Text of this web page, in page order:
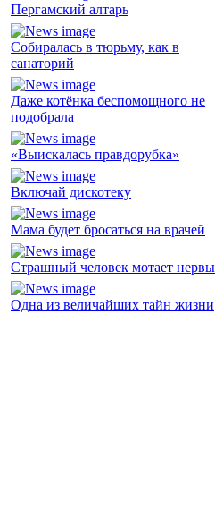
Пергамский алтарь
Собиралась в тюрьму, как в
санаторий
Даже котёнка беспомощного не
подобрала
«Выискалась правдорубка»
Включай дискотеку
Мама будет бросаться на врачей
Страшный человек мотает нервы
Одна из величайших тайн жизни